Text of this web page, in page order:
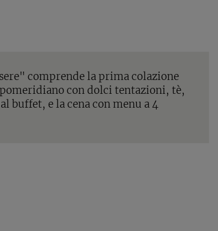
comprende la prima colazione
con dolci tentazioni, tè,
buffet, e la cena con menu a 4